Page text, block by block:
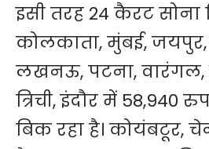
इसी तरह 24 कैरट सोना
कोलकाता, मुंबई, जयपुर,
लखनऊ, पटना, वारंगल,
त्रिची, इंदौर में 58,940
बिक रहा है। कोयंबटूर,